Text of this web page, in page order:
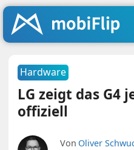
Hardware
LG zeigt das G4
offiziell
Von Oliver